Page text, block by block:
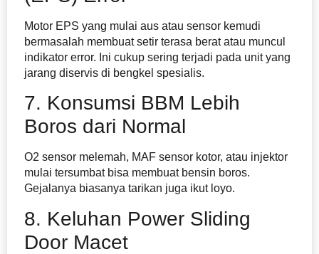
Motor EPS yang mulai aus atau sensor kemudi
bermasalah membuat setir terasa berat atau muncul
indikator error. Ini cukup sering terjadi pada unit yang
jarang diservis di bengkel spesialis.
7. Konsumsi BBM Lebih
Boros dari Normal
O2 sensor melemah, MAF sensor kotor, atau injektor
mulai tersumbat bisa membuat bensin boros.
Gejalanya biasanya tarikan juga ikut loyo.
8. Keluhan Power Sliding
Door Macet